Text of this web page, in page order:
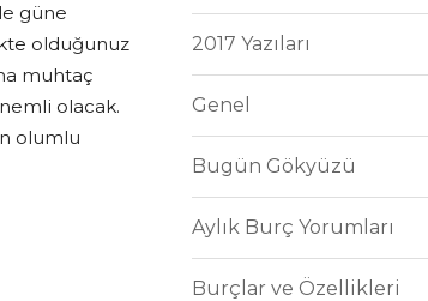
güne
olduğunuz
muhtaç
olacak.
olumlu
2017 Yazıları
Genel
Bugün Gökyüzü
Aylık Burç Yorumları
Burçlar ve Özellikleri